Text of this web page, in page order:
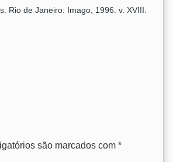
Rio de Janeiro: Imago, 1996. v. XVIII.
são marcados com *